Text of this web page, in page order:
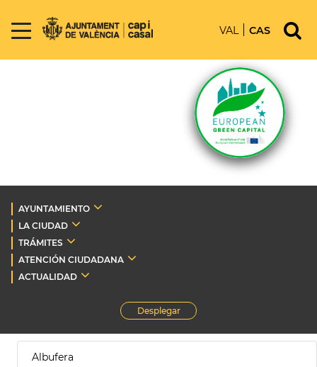
VAL CAS
AYUNTAMIENTO
LA CIUDAD
TRÁMITES
ATENCIÓN CIUDADANA
ACTUALIDAD
Desplegar
Albufera